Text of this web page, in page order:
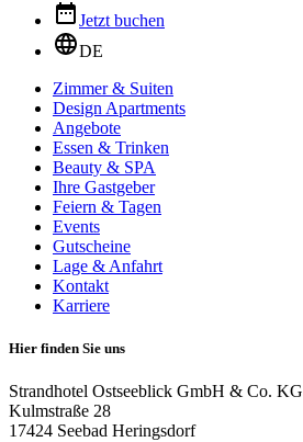
Jetzt buchen
DE
Zimmer & Suiten
Design Apartments
Angebote
Essen & Trinken
Beauty & SPA
Ihre Gastgeber
Feiern & Tagen
Events
Gutscheine
Lage & Anfahrt
Kontakt
Karriere
Hier finden Sie uns
Strandhotel Ostseeblick GmbH & Co. KG
Kulmstraße 28
17424 Seebad Heringsdorf